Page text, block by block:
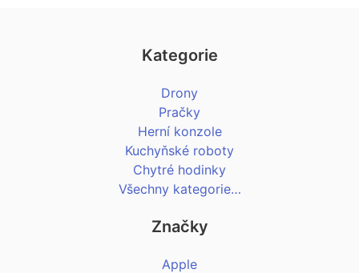
Kategorie
Drony
Pračky
Herní konzole
Kuchyňské roboty
Chytré hodinky
Všechny kategorie…
Značky
Apple